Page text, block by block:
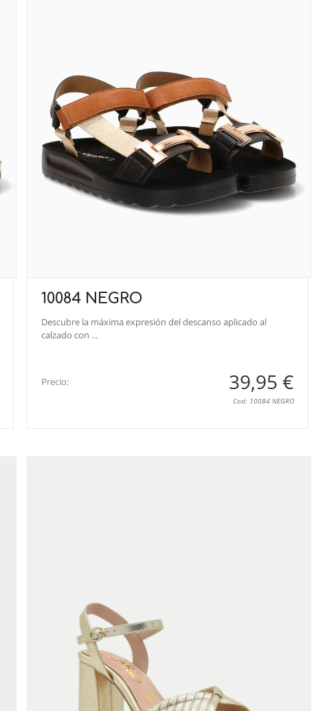
10084 NEGRO
Descubre la máxima expresión del descanso aplicado al
calzado con ...
Precio: 39,95 €
Cod: 10084 NEGRO